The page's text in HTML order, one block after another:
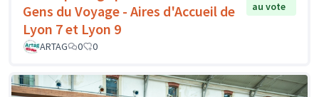
Gens du Voyage - Aires d'Accueil de
Lyon 7 et Lyon 9
au vote
ARTAG 0 0